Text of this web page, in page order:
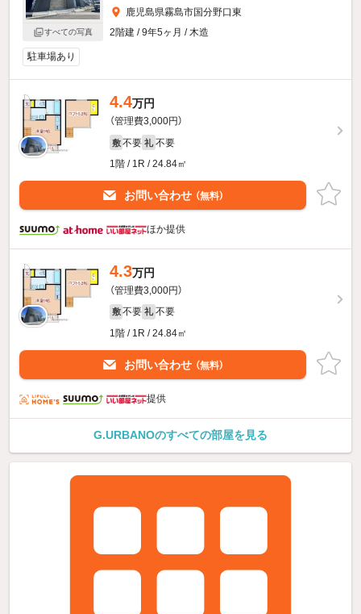
すべての写真
鹿児島県霧島市国分野口東
2階建 / 9年5ヶ月 / 木造
駐車場あり
4.4万円
（管理費3,000円）
敷 不要 礼 不要
1階 / 1R / 24.84㎡
お問い合わせ （無料）
ほか提供
4.3万円
（管理費3,000円）
敷 不要 礼 不要
1階 / 1R / 24.84㎡
お問い合わせ （無料）
提供
G.URBANOのすべての部屋を見る